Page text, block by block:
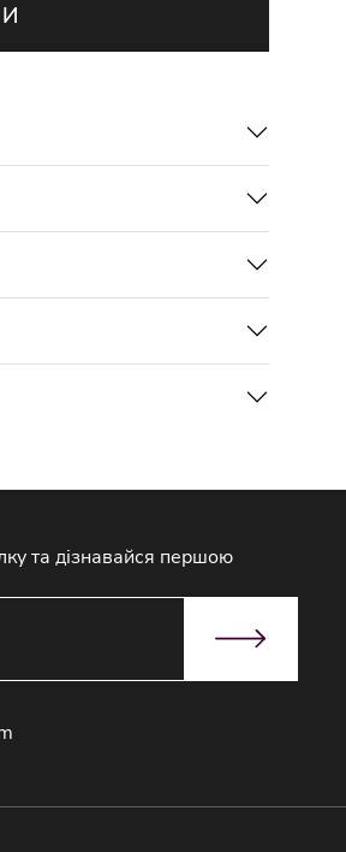
та дізнавайся першою